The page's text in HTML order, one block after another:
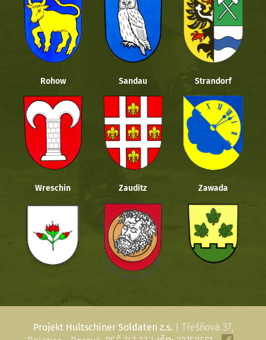
Rohow Sandau Strandorf
Wreschin Zauditz Zawada
Projekt Hultschiner Soldaten z.s. | Třešňová 37,